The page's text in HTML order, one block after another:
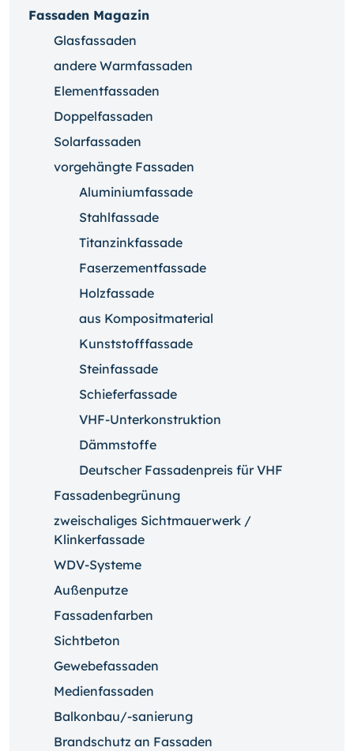
Fassaden Magazin
Glasfassaden
andere Warmfassaden
Elementfassaden
Doppelfassaden
Solarfassaden
vorgehängte Fassaden
Aluminiumfassade
Stahlfassade
Titanzinkfassade
Faserzementfassade
Holzfassade
aus Kompositmaterial
Kunststofffassade
Steinfassade
Schieferfassade
VHF-Unterkonstruktion
Dämmstoffe
Deutscher Fassadenpreis für VHF
Fassadenbegrünung
zweischaliges Sichtmauerwerk /
Klinkerfassade
WDV-Systeme
Außenputze
Fassadenfarben
Sichtbeton
Gewebefassaden
Medienfassaden
Balkonbau/-sanierung
Brandschutz an Fassaden